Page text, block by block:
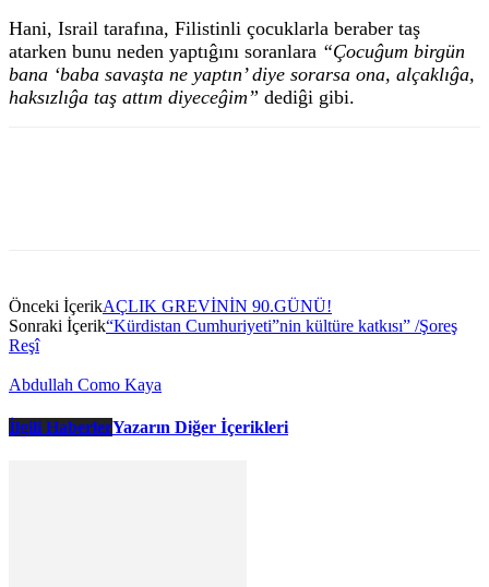
Hani, Israil tarafına, Filistinli çocuklarla beraber taş
atarken bunu neden yaptıĝını soranlara “Çocuĝum birgün
bana ‘baba savaşta ne yaptın’ diye sorarsa ona, alçaklıĝa,
haksızlıĝa taş attım diyeceĝim” dediĝi gibi.
Önceki İçerikAÇLIK GREVİNİN 90.GÜNÜ!
Sonraki İçerik“Kürdistan Cumhuriyeti”nin kültüre katkısı” /Şoreş
Reşî
Abdullah Como Kaya
İlgili HaberlerYazarın Diğer İçerikleri